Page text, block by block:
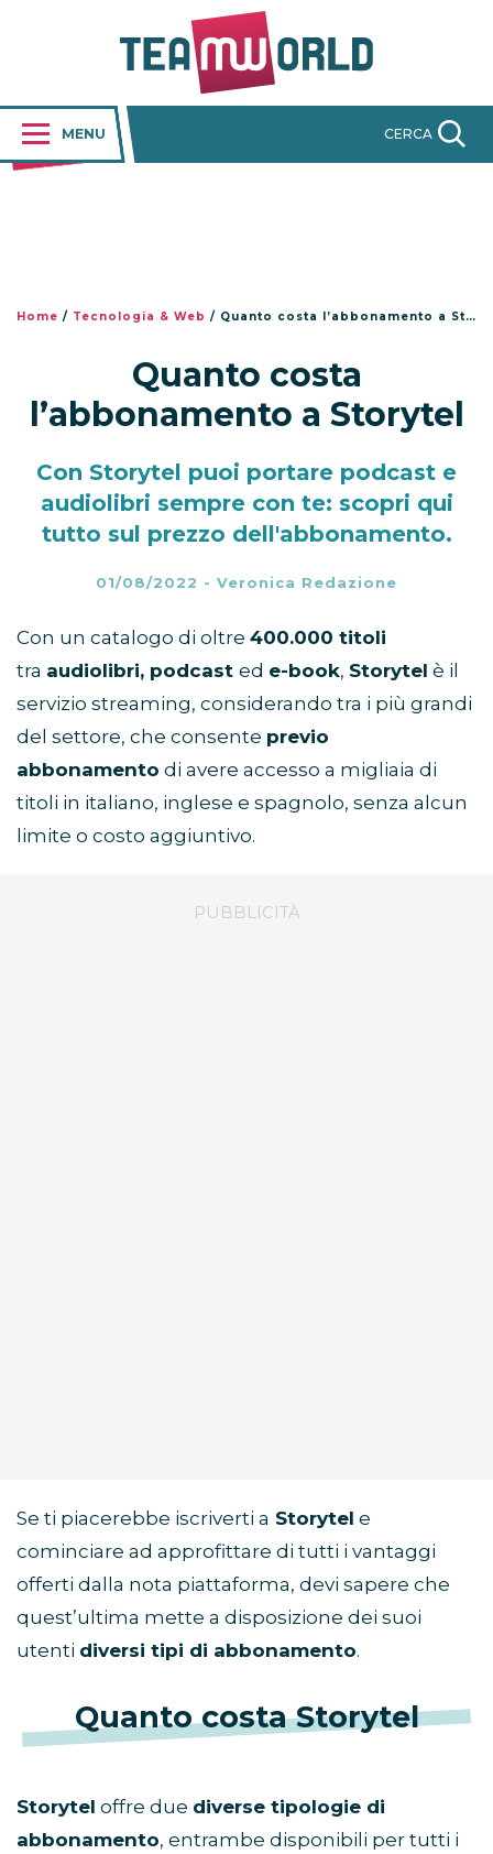
MENU CERCA
Home / Tecnologia & Web / Quanto costa l’abbonamento a Storytel
Quanto costa
l’abbonamento a Storytel
Con Storytel puoi portare podcast e
audiolibri sempre con te: scopri qui
tutto sul prezzo dell'abbonamento.
01/08/2022 - Veronica Redazione
Con un catalogo di oltre 400.000 titoli
tra audiolibri, podcast ed e-book, Storytel è il
servizio streaming, considerando tra i più grandi
del settore, che consente previo
abbonamento di avere accesso a migliaia di
titoli in italiano, inglese e spagnolo, senza alcun
limite o costo aggiuntivo.
Se ti piacerebbe iscriverti a Storytel e
cominciare ad approfittare di tutti i vantaggi
offerti dalla nota piattaforma, devi sapere che
quest’ultima mette a disposizione dei suoi
utenti diversi tipi di abbonamento.
Quanto costa Storytel
Storytel offre due diverse tipologie di
abbonamento, entrambe disponibili per tutti i